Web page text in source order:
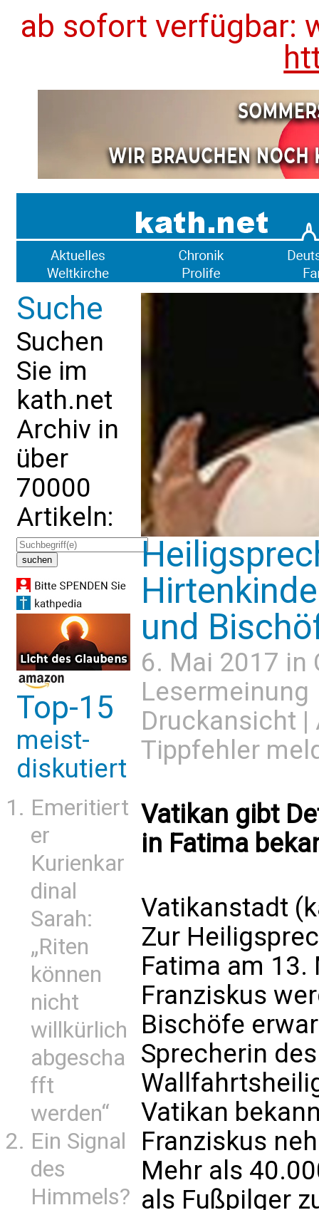
ab sofort verfügbar:
Suche
Suchen
Sie im
kath.net
Archiv in
über
70000
Artikeln:
Top-15
meist-
diskutiert
Emeritiert
er
Kurienkar
dinal
Sarah:
„Riten
können
nicht
willkürlich
abgescha
fft
werden“
Ein Signal
des
Himmels?
und
6. Mai 2017 in
Lesermeinung
Druckansicht |
Tippfehler
Vatikan gibt
in Fatima
Vatikanstadt
Zur
Fatima am
Franziskus
Bischöfe
Sprecherin
Vatikan
Franziskus
Mehr als
als Fußpilger